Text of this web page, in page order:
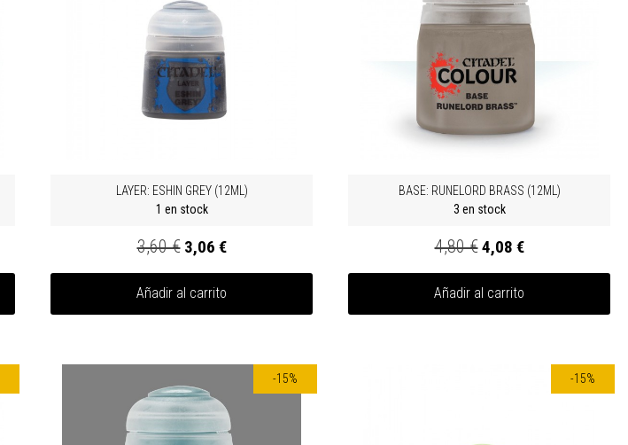
LAYER: ESHIN GREY (12ML)
1 en stock
3,60 € 3,06 €
Añadir al carrito
BASE: RUNELORD BRASS (12ML)
3 en stock
4,80 €4,08 €
Añadir al carrito
-15% -15%